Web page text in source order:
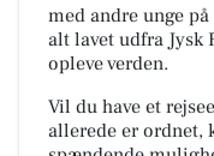
med andre unge
alt lavet udfra Jysk
opleve verden.
Vil du have et
allerede er ordnet,